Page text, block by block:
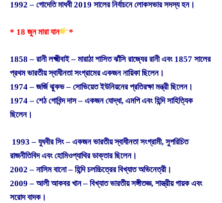
1992 – গোদেতি মাধবী 2019 সালের নির্বাচনে লোকসভার সদস্য হন।
* 18 জুন মারা যান *
1858 – রানী লক্ষ্মীবাই – মারাঠা শাসিত ঝাঁসি রাজ্যের রানী এবং 1857 সালের
প্রথম ভারতীয় স্বাধীনতা সংগ্রামের একজন নায়িকা ছিলেন।
1974 – জর্জি ঝুকভ – সোভিয়েত ইউনিয়নের প্রতিরক্ষা মন্ত্রী ছিলেন।
1974 – শেঠ গোবিন্দ দাস – একজন যোদ্ধা, এমপি এবং হিন্দি সাহিত্যিক
ছিলেন।
1993 – যুধবীর সিং – একজন ভারতীয় স্বাধীনতা সংগ্রামী, সুপরিচিত
রাজনীতিবিদ এবং হোমিওপ্যাথির ডাক্তার ছিলেন।
2002 – নাসিম বানো – হিন্দি চলচ্চিত্রের বিখ্যাত অভিনেত্রী।
2009 – আলী আকবর খান – বিখ্যাত ভারতীয় সঙ্গীতজ্ঞ, শাস্ত্রীয় গায়ক এবং
সরোদ বাদক।